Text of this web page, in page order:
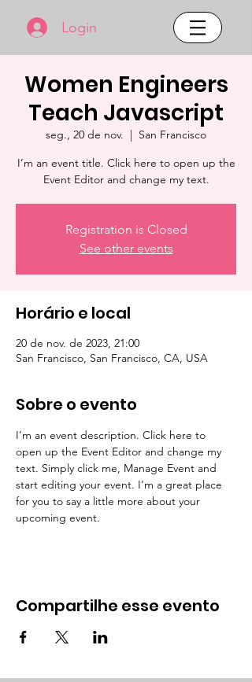
Login
Women Engineers
Teach Javascript
seg., 20 de nov.
  |
San Francisco
I’m an event title. Click here to open up the
Event Editor and change my text.
Registration is Closed
See other events
Horário e local
20 de nov. de 2023, 21:00
San Francisco, San Francisco, CA, USA
Sobre o evento
I’m an event description. Click here to
open up the Event Editor and change my
text. Simply click me, Manage Event and
start editing your event. I’m a great place
for you to say a little more about your
upcoming event.
Compartilhe esse evento